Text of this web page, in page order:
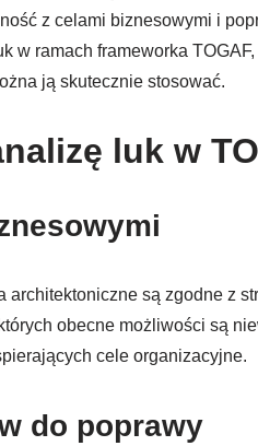
z celami biznesowymi i
w ramach frameworka
ją skutecznie stosować.
luk w
architektoniczne są zgodne z
obecne możliwości są
cele organizacyjne.
do poprawy